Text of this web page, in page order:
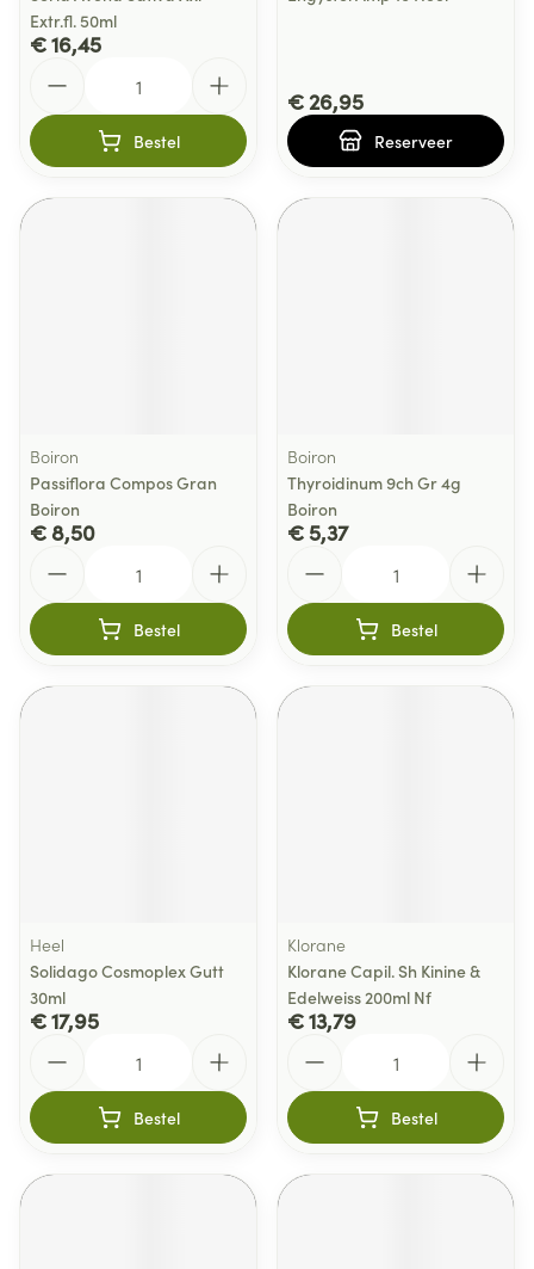
Extr.fl. 50ml
€ 16,45
Bestel
€ 26,95
Reserveer
Boiron
Passiflora Compos Gran
Boiron
€ 8,50
Bestel
Boiron
Thyroidinum 9ch Gr 4g
Boiron
€ 5,37
Bestel
Heel
Solidago Cosmoplex Gutt
30ml
€ 17,95
Bestel
Klorane
Klorane Capil. Sh Kinine &
Edelweiss 200ml Nf
€ 13,79
Bestel